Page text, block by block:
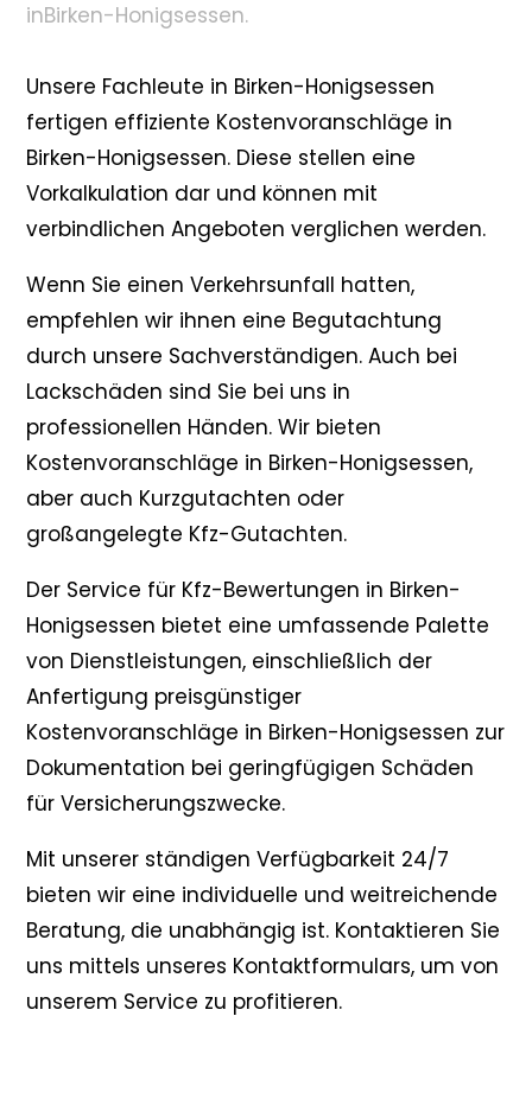
inBirken-Honigsessen.
Unsere Fachleute in Birken-Honigsessen
fertigen effiziente Kostenvoranschläge in
Birken-Honigsessen. Diese stellen eine
Vorkalkulation dar und können mit
verbindlichen Angeboten verglichen werden.
Wenn Sie einen Verkehrsunfall hatten,
empfehlen wir ihnen eine Begutachtung
durch unsere Sachverständigen. Auch bei
Lackschäden sind Sie bei uns in
professionellen Händen. Wir bieten
Kostenvoranschläge in Birken-Honigsessen,
aber auch Kurzgutachten oder
großangelegte Kfz-Gutachten.
Der Service für Kfz-Bewertungen in Birken-
Honigsessen bietet eine umfassende Palette
von Dienstleistungen, einschließlich der
Anfertigung preisgünstiger
Kostenvoranschläge in Birken-Honigsessen zur
Dokumentation bei geringfügigen Schäden
für Versicherungszwecke.
Mit unserer ständigen Verfügbarkeit 24/7
bieten wir eine individuelle und weitreichende
Beratung, die unabhängig ist. Kontaktieren Sie
uns mittels unseres Kontaktformulars, um von
unserem Service zu profitieren.